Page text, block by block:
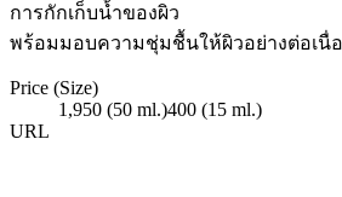
การกักเก็บน้ำของผิว
พร้อมมอบความชุ่มชื้นให้ผิวอย่างต่อเนื่อ
Price (Size)
1,950 (50 ml.)400 (15 ml.)
URL